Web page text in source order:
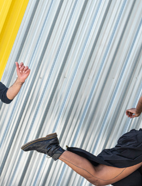
CCN / 2024
2024